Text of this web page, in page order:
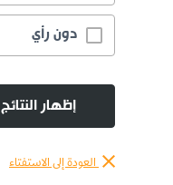
دون رأي
إظهار النتائج
العودة إلى الاستفتاء